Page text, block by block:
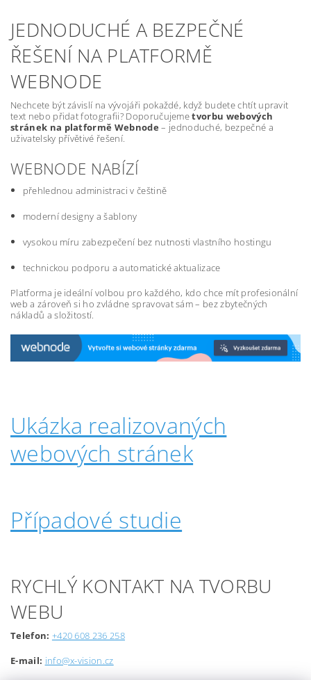
JEDNODUCHÉ A BEZPEČNÉ
ŘEŠENÍ NA PLATFORMĚ
WEBNODE
Nechcete být závislí na vývojáři pokaždé, když budete chtít upravit
text nebo přidat fotografii? Doporučujemetvorbu webových
stránek na platformě Webnode – jednoduché, bezpečné a
uživatelsky přívětivé řešení.
WEBNODE NABÍZÍ
přehlednou administraci v češtině
moderní designy a šablony
vysokou míru zabezpečení bez nutnosti vlastního hostingu
technickou podporu a automatické aktualizace
Platforma je ideální volbou pro každého, kdo chce mít profesionální
web a zároveň si ho zvládne spravovat sám – bez zbytečných
nákladů a složitostí.
Ukázka realizovaných
webových stránek
Případové studie
RYCHLÝ KONTAKT NA TVORBU
WEBU
Telefon: +420 608 236 258
E-mail: info@x-vision.cz